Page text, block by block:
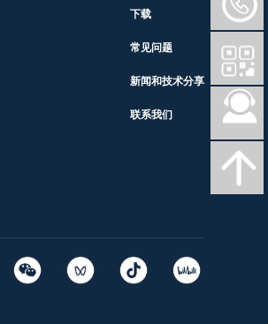
下载
常见问题
新闻和技术分享
联系我们